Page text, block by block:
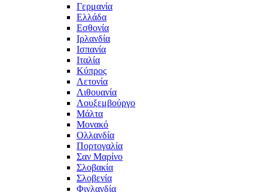
Γερμανία
Ελλάδα
Εσθονία
Ιρλανδία
Ισπανία
Ιταλία
Κύπρος
Λετονία
Λιθουανία
Λουξεμβούργο
Μάλτα
Μονακό
Ολλανδία
Πορτογαλία
Σαν Μαρίνο
Σλοβακία
Σλοβενία
Φινλανδία